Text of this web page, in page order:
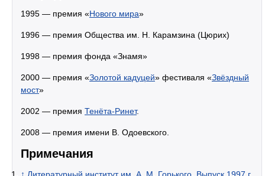
1995 — премия «Нового мира»
1996 — премия Общества им. Н. Карамзина (Цюрих)
1998 — премия фонда «Знамя»
2000 — премия «Золотой кадуцей» фестиваля «Звёздный
мост»
2002 — премия Тенёта-Ринет.
2008 — премия имени В. Одоевского.
Примечания
↑ Литературный институт им. А. М. Горького. Выпуск 1997 г.